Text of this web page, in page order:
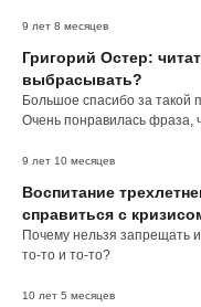
9 лет 8 месяцев
Григорий Остер:
выбрасывать?
Большое спасибо за такой
Очень понравилась фраза,
9 лет 10 месяцев
Воспитание
справиться с
Почему нельзя запрещать и
то-то и то-то?
10 лет 5 месяцев